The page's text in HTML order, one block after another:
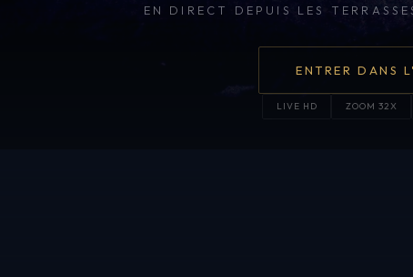
EN DIRECT DEPUIS LES
ENTRER DANS
LIVE HD ZOOM 32X